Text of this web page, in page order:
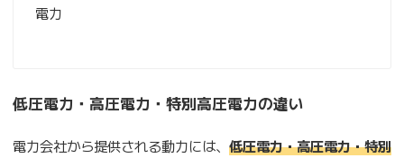
電力
低圧電力・高圧電力・特別高圧電力の違い
電力会社から提供される動力には、 低圧電力・高圧電力・特別